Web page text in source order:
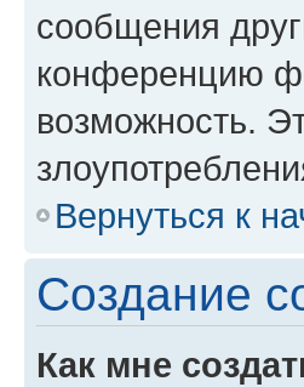
сообщения
конференцию
возможность.
Вернуться к
Создание
Как мне